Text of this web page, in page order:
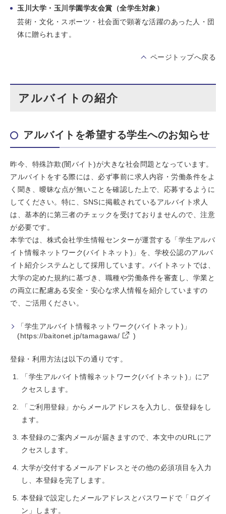
玉川大学・玉川学園学友会賞（全学生対象）
芸術・文化・スポーツ・社会面で顕著な活躍のあった人・団
体に贈られます。
ページトップへ戻る
アルバイトの紹介
アルバイトを希望する学生へのお知らせ
昨今、特殊詐欺(闇バイト)が大きな社会問題となっています。
アルバイトをする際には、必ず事前に求人内容・労働条件をよ
く聞き、曖昧な点が無いことを確認した上で、応募するように
してください。特に、SNSに掲載されているアルバイト求人
は、基本的に第三者のチェックを受けておりませんので、注意
が必要です。
本学では、株式会社学生情報センターが運営する「学生アルバ
イト情報ネットワーク(バイトネット)」を、学校公認のアルバ
イト紹介システムとして採用しています。バイトネットでは、
大学の定めた規約に基づき、職種や労働条件を審査し、学業と
の両立に配慮ある安全・安心な求人情報を紹介していますの
で、ご活用ください。
「学生アルバイト情報ネットワーク(バイトネット)」
(https://baitonet.jp/tamagawa/ )
登録・利用方法は以下の通りです。
「学生アルバイト情報ネットワーク(バイトネット)」にア
クセスします。
「ご利用登録」からメールアドレスを入力し、仮登録をし
ます。
本登録のご案内メールが届きますので、本文中のURLにア
クセスします。
大学が交付するメールアドレスとその他の必須項目を入力
し、本登録を完了します。
本登録で設定したメールアドレスとパスワードで「ログイ
ン」します。